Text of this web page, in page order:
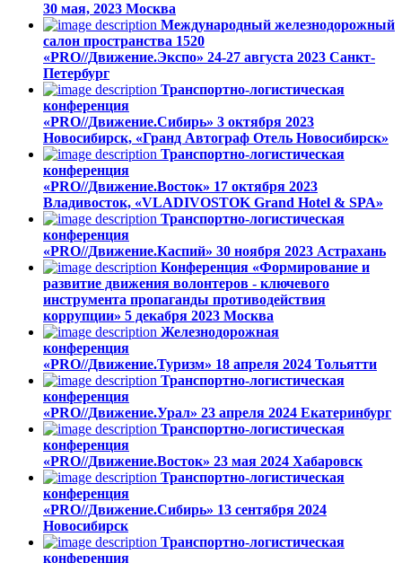
30 мая, 2023 Москва
Международный железнодорожный
салон пространства 1520
«PRO//Движение.Экспо» 24-27 августа 2023 Санкт-
Петербург
Транспортно-логистическая
конференция
«PRO//Движение.Сибирь» 3 октября 2023
Новосибирск, «Гранд Автограф Отель Новосибирск»
Транспортно-логистическая
конференция
«PRO//Движение.Восток» 17 октября 2023
Владивосток, «VLADIVOSTOK Grand Hotel & SPA»
Транспортно-логистическая
конференция
«PRO//Движение.Каспий» 30 ноября 2023 Астрахань
Конференция «Формирование и
развитие движения волонтеров - ключевого
инструмента пропаганды противодействия
коррупции» 5 декабря 2023 Москва
Железнодорожная
конференция
«PRO//Движение.Туризм» 18 апреля 2024 Тольятти
Транспортно-логистическая
конференция
«PRO//Движение.Урал» 23 апреля 2024 Екатеринбург
Транспортно-логистическая
конференция
«PRO//Движение.Восток» 23 мая 2024 Хабаровск
Транспортно-логистическая
конференция
«PRO//Движение.Сибирь» 13 сентября 2024
Новосибирск
Транспортно-логистическая
конференция